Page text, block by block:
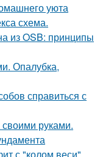
уюта
схема.
из OSB: принципы
Опалубка,
справиться с
своими руками.